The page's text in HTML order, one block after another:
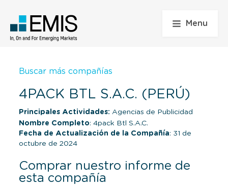
Menu
Buscar más compañías
4PACK BTL S.A.C. (PERÚ)
Principales Actividades: Agencias de Publicidad
Nombre Completo: 4pack Btl S.A.C.
Fecha de Actualización de la Compañía: 31 de
octubre de 2024
Comprar nuestro informe de
esta compañía